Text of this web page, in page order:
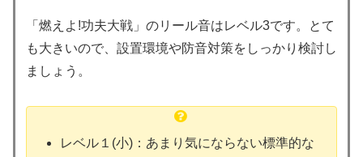
「燃えよ!功夫大戦」のリール音はレベル3です。とて
も大きいので、設置環境や防音対策をしっかり検討し
ましょう。
レベル１(小)：あまり気にならない標準的な